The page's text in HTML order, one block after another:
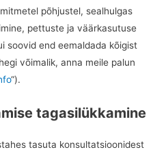
põhjustel, sealhulgas
pettuste ja väärkasutuse
soovid end eemaldada kõigist
võimalik, anna meile palun
“).
tagasilükkamine
tasuta konsultatsioonidest